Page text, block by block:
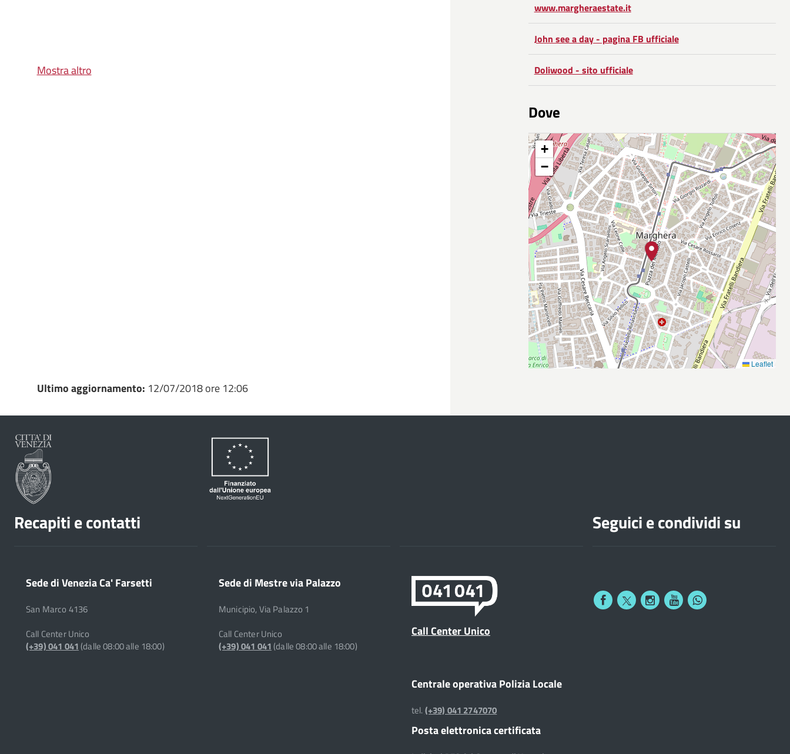
Mostra altro
www.margheraestate.it
John see a day - pagina FB ufficiale
Doliwood - sito ufficiale
Dove
+
−
Leaflet
Ultimo aggiornamento: 12/07/2018 ore 12:06
Recapiti e contatti
Sede di Venezia Ca' Farsetti
San Marco 4136
Call Center Unico
(+39) 041 041(dalle 08:00 alle 18:00)
Sede di Mestre via Palazzo
Municipio, Via Palazzo 1
Call Center Unico
(+39) 041 041(dalle 08:00 alle 18:00)
Call Center Unico
Centrale operativa Polizia Locale
tel.(+39) 041 2747070
Posta elettronica certificata
Seguici e condividi su